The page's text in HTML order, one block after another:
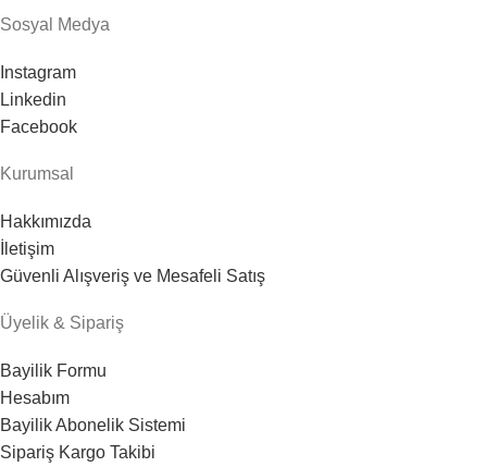
Sosyal Medya
Instagram
Linkedin
Facebook
Kurumsal
Hakkımızda
İletişim
Güvenli Alışveriş ve Mesafeli Satış
Üyelik & Sipariş
Bayilik Formu
Hesabım
Bayilik Abonelik Sistemi
Sipariş Kargo Takibi